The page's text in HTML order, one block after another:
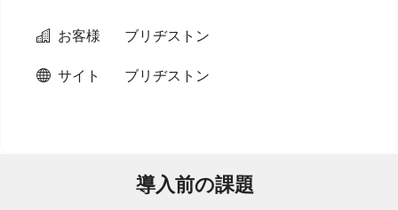
お客様 ブリヂストン
サイト ブリヂストン
導入前の課題